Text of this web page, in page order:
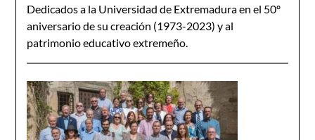
Dedicados a la Universidad de Extremadura en el 50º
aniversario de su creación (1973-2023) y al
patrimonio educativo extremeño.